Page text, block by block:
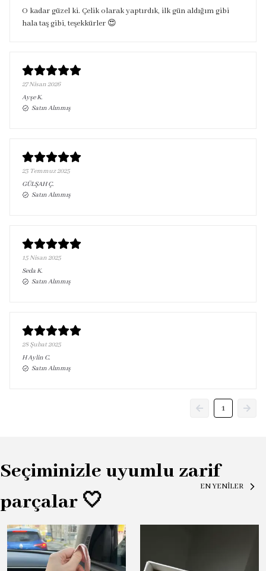
O kadar güzel ki. Çelik olarak yaptırdık, ilk gün aldığım gibi
hala taş gibi, teşekkürler 😍
27 Nisan 2026
AyşeK.
Satın Alınmış
23 Temmuz 2025
GÜLŞAH Ç.
Satın Alınmış
15 Nisan 2025
SedaK.
Satın Alınmış
28 Şubat 2025
H Aylin C.
Satın Alınmış
1
Seçiminizle uyumlu zarif
parçalar 🤍
EN YENİLER